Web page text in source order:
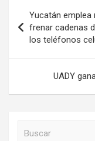
de
entradas
Yucatán emplea
frenar cadenas
los teléfonos
UADY